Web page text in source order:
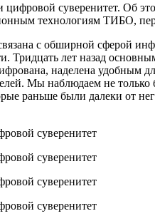
суверенитет. Об
технологиям ТИБО,
с обширной сферой
Тридцать лет назад
наделена удобным
Мы наблюдаем не
раньше были далеки от